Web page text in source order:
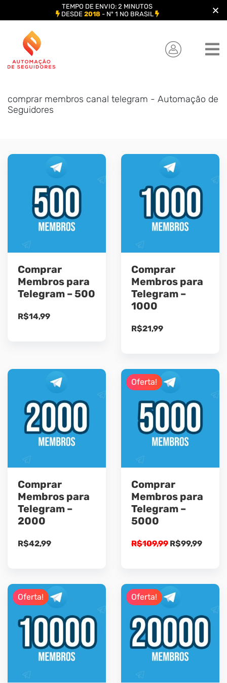
content
comprar membros canal telegram - Automação de
Seguidores
Comprar
Membros para
Telegram – 500
R$14,99
Comprar
Membros para
Telegram –
1000
R$21,99
Comprar
Membros para
Telegram –
2000
R$42,99
Oferta!
Comprar
Membros para
Telegram –
5000
R$109,99 O
era:
R$109,99.
R$99,99O
é:
Oferta! Oferta!
TEMPO DE ENVIO: 2 MINUTOS
DESDE 2018- Nº 1 NO BRASIL